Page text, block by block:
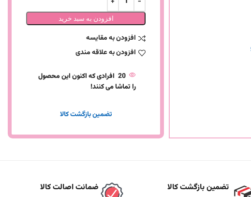
افزودن به سبد خرید
افزودن به مقایسه
افزودن به علاقه مندی
20 افرادی که اکنون این محصول
را تماشا می کنند!
تضمین بازگشت کالا
تضمین بازگشت کالا ضمانت اصالت کالا